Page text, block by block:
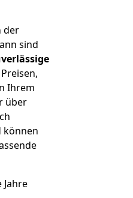
der
sind
Ihrem
über
können